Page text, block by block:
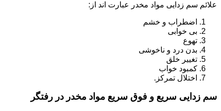
علائم سم زدایی مواد مخدر عبارت اند از:
اضطراب و خشم
بی خوابی
تهوع
بدن درد و ناخوشی
تغییر خلق
کمبود خواب
اختلال تمرکز.
سم زدایی سریع و فوق سریع مواد مخدر در رفتگر